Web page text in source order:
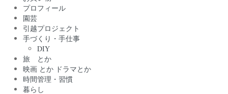
プロフィール
園芸
引越プロジェクト
手づくり・手仕事
DIY
旅 とか
映画 とか ドラマとか
時間管理・習慣
暮らし